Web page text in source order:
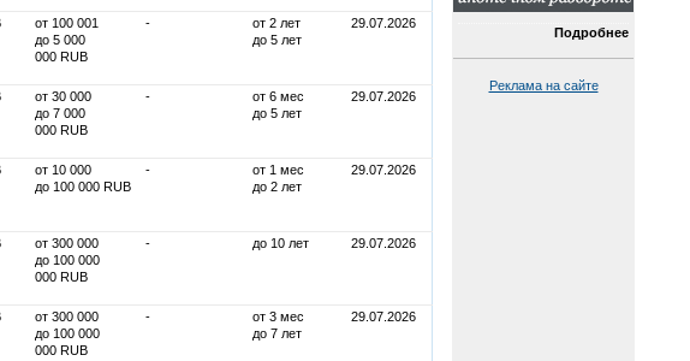
от 100 001
до 5 000
000 RUB
-
от 2 лет
до 5 лет
29.07.2026
от 30 000
до 7 000
000 RUB
-
от 6 мес
до 5 лет
29.07.2026
от 10 000
до 100 000 RUB
-
от 1 мес
до 2 лет
29.07.2026
от 300 000
до 100 000
000 RUB
- до 10 лет 29.07.2026
от 300 000
до 100 000
000 RUB
-
от 3 мес
до 7 лет
29.07.2026
Подробнее
Реклама на сайте